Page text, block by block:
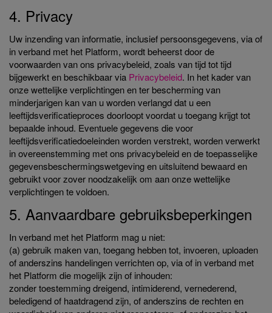
4. Privacy
Uw inzending van informatie, inclusief persoonsgegevens, via of
in verband met het Platform, wordt beheerst door de
voorwaarden van ons privacybeleid, zoals van tijd tot tijd
bijgewerkt en beschikbaar via Privacybeleid. In het kader van
onze wettelijke verplichtingen en ter bescherming van
minderjarigen kan van u worden verlangd dat u een
leeftijdsverificatieproces doorloopt voordat u toegang krijgt tot
bepaalde inhoud. Eventuele gegevens die voor
leeftijdsverificatiedoeleinden worden verstrekt, worden verwerkt
in overeenstemming met ons privacybeleid en de toepasselijke
gegevensbeschermingswetgeving en uitsluitend bewaard en
gebruikt voor zover noodzakelijk om aan onze wettelijke
verplichtingen te voldoen.
5. Aanvaardbare gebruiksbeperkingen
In verband met het Platform mag u niet:
(a) gebruik maken van, toegang hebben tot, invoeren, uploaden
of anderszins handelingen verrichten op, via of in verband met
het Platform die mogelijk zijn of inhouden:
zonder toestemming dreigend, intimiderend, vernederend,
beledigend of haatdragend zijn, of anderszins de rechten en